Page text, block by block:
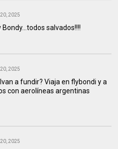
2025
Bondy...todos salvados!!!!
2025
a fundir? Viaja en flybondi y a
con aerolíneas argentinas
2025